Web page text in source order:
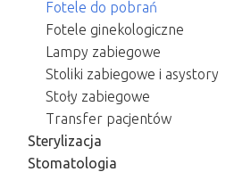
Fotele do pobrań
Fotele ginekologiczne
Lampy zabiegowe
Stoliki zabiegowe i asystory
Stoły zabiegowe
Transfer pacjentów
Sterylizacja
Stomatologia